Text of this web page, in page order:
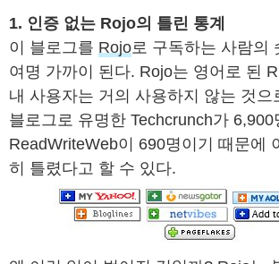
1. 인증 없는 Rojo의 틀린 통계
이 블로그를 Rojo로 구독하는 사람의
여명 가까이 된다. Rojo는 영어로 된
내 사용자는 거의 사용하지 않는 것으
블로그로 유명한 Techcrunch가 6,900
ReadWriteWeb이 690명이기 때문에
히 틀렸다고 할 수 있다.